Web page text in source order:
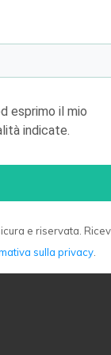
esprimo il mio
indicate.
e riservata.
sulla privacy